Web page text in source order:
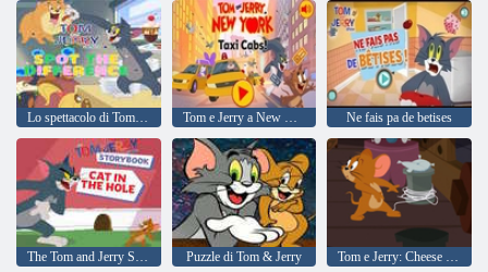
Lo spettacolo di Tom e Jerry Trova la differenza Tom e Jerry a New York: Taxi Ne fais pa de betises
Puzzle di Tom & Jerry